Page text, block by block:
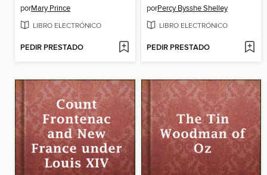
porMary Prince
LIBRO ELECTRÓNICO
PEDIR PRESTADO
porPercy Bysshe Shelley
LIBRO ELECTRÓNICO
PEDIR PRESTADO